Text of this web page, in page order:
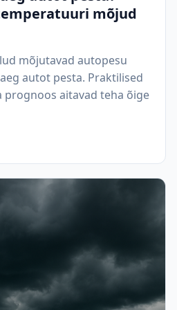
mõjud
mõjutavad autopesu
autot pesta. Praktilised
prognoos aitavad teha õige